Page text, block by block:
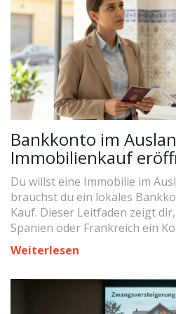
Bankkonto im
Immobilienkauf
praktische Leitfaden
Du willst eine Immobilie im
brauchst du ein lokales
Kauf. Dieser Leitfaden zeigt
Spanien oder Frankreich ein
brauchst und welche Fehler du
Weiterlesen